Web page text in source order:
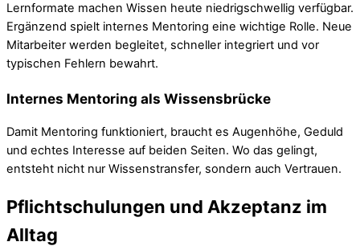
Lernformate machen Wissen heute niedrigschwellig verfügbar.
Ergänzend spielt internes Mentoring eine wichtige Rolle. Neue
Mitarbeiter werden begleitet, schneller integriert und vor
typischen Fehlern bewahrt.
Internes Mentoring als Wissensbrücke
Damit Mentoring funktioniert, braucht es Augenhöhe, Geduld
und echtes Interesse auf beiden Seiten. Wo das gelingt,
entsteht nicht nur Wissenstransfer, sondern auch Vertrauen.
Pflichtschulungen und Akzeptanz im
Alltag